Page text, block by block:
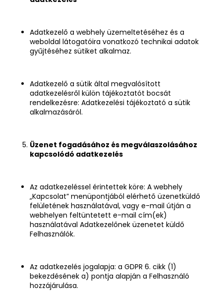
Adatkezelő a webhely üzemeltetéséhez és a
weboldal látogatóira vonatkozó technikai adatok
gyűjtéséhez sütiket alkalmaz.
Adatkezelő a sütik által megvalósított
adatkezelésről külön tájékoztatót bocsát
rendelkezésre: Adatkezelési tájékoztató a sütik
alkalmazásáról.
Üzenet fogadásához és megválaszolásához
kapcsolódó adatkezelés
Az adatkezeléssel érintettek köre: A webhely
„Kapcsolat” menüpontjából elérhető üzenetküldő
felületének használatával, vagy e-mail útján a
webhelyen feltüntetett e-mail cím(ek)
használatával Adatkezelőnek üzenetet küldő
Felhasználók.
Az adatkezelés jogalapja: a GDPR 6. cikk (1)
bekezdésének a) pontja alapján a Felhasználó
hozzájárulása.